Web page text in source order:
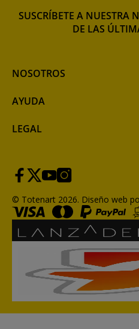
NOSOTROS
AYUDA
LEGAL
SUSCRÍBETE A NUESTRA
DE LAS
© Totenart 2026. Diseño web